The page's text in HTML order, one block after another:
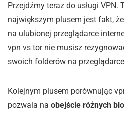
Przejdźmy teraz do usługi
największym plusem jest fakt,
na ulubionej przeglądarce
vpn vs tor nie musisz
swoich folderów na
Kolejnym plusem porównując
pozwala na obejście różnych